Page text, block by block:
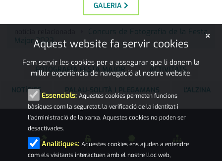
GALERIA
Concurs de Fotografia de la Festa
Major 2023
FOTOGRAFIA FESTA MAJOR ACTIVITATS
NOTÍCIES PALAU-SOLITÀ I PLEGAMANS L'ALZINA
×
Aquest website fa servir cookies
Fem servir les cookies per a assegurar que li donem la
millor experiència de navegació al nostre website.
Essencials: Aquestes cookies permeten funcions
bàsiques com la seguretat, la verificació de la identitat i
l'administració de la xarxa. Aquestes cookies no poden ser
desactivades.
Analítiques: Aquestes cookies ens ajuden a entendre
com els visitants interactuen amb el nostre lloc web,